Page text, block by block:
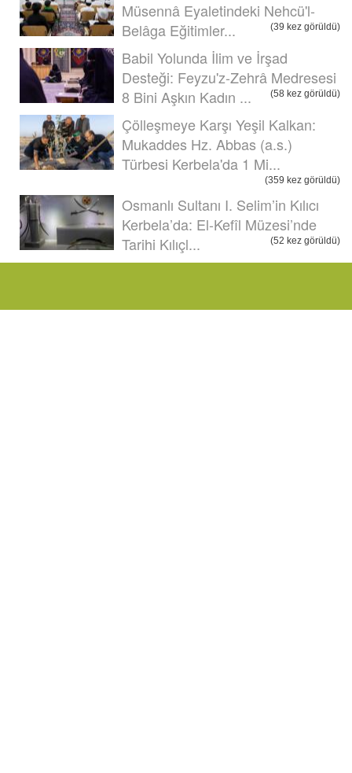
Müsennâ Eyaletindeki Nehcü'l-
Belâga Eğitimler...
(39 kez görüldü)
Babil Yolunda İlim ve İrşad
Desteği: Feyzu'z-Zehrâ Medresesi
8 Bini Aşkın Kadın ...
(58 kez görüldü)
Çölleşmeye Karşı Yeşil Kalkan:
Mukaddes Hz. Abbas (a.s.)
Türbesi Kerbela'da 1 Mi...
(359 kez görüldü)
Osmanlı Sultanı I. Selim’in Kılıcı
Kerbela’da: El-Kefîl Müzesi’nde
Tarihi Kılıçl...
(52 kez görüldü)